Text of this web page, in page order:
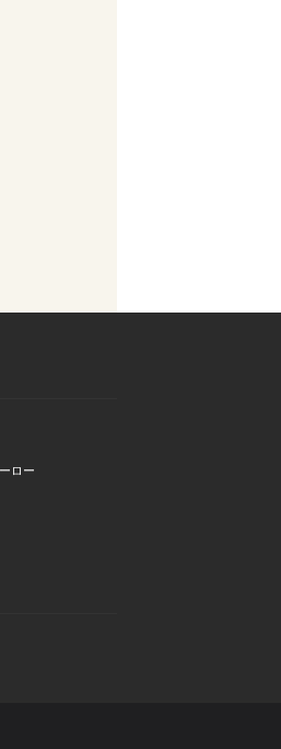
ロー